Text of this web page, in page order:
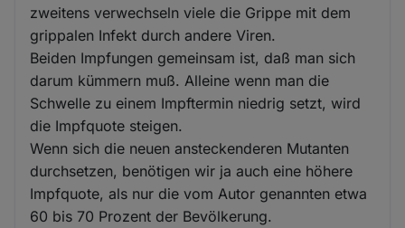
zweitens verwechseln viele die Grippe mit dem
grippalen Infekt durch andere Viren.
Beiden Impfungen gemeinsam ist, daß man sich
darum kümmern muß. Alleine wenn man die
Schwelle zu einem Impftermin niedrig setzt, wird
die Impfquote steigen.
Wenn sich die neuen ansteckenderen Mutanten
durchsetzen, benötigen wir ja auch eine höhere
Impfquote, als nur die vom Autor genannten etwa
60 bis 70 Prozent der Bevölkerung.